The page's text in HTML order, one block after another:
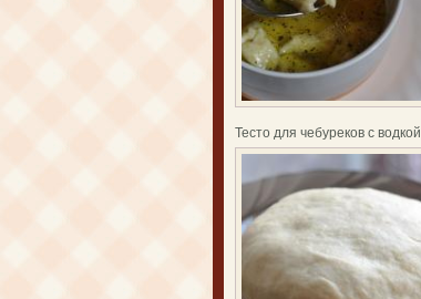
Тесто для чебуреков с водкой